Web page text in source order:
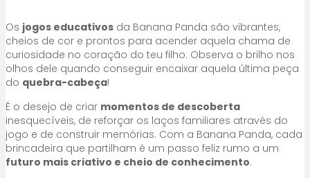
Os jogos educativos da Banana Panda são vibrantes,
cheios de cor e prontos para acender aquela chama de
curiosidade no coração do teu filho. Observa o brilho nos
olhos dele quando conseguir encaixar aquela última peça
do quebra-cabeça!
É o desejo de criar momentos de descoberta
inesquecíveis, de reforçar os laços familiares através do
jogo e de construir memórias. Com a Banana Panda, cada
brincadeira que partilham é um passo feliz rumo a um
futuro mais criativo e cheio de conhecimento.